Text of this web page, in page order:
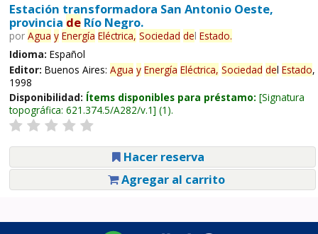
Estación transformadora San Antonio Oeste,
provincia deRío Negro.
por Agua y Energía Eléctrica, Sociedad del Estado.
Idioma: Español
Editor: Buenos Aires: Agua y Energía Eléctrica, Sociedad del Estado,
1998
Disponibilidad: Ítems disponibles para préstamo: Signatura
topográfica: 621.374.5/A282/v.1 (1).
Hacer reserva
Agregar al carrito